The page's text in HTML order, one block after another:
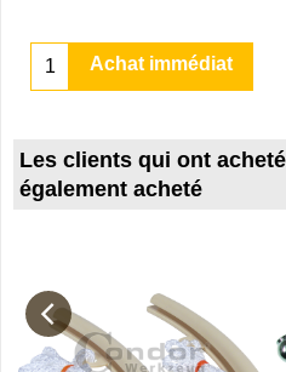
Achat immédiat
Les clients qui ont
également acheté